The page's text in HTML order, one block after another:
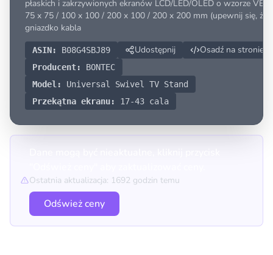
Zestawie
płaskich i zakrzywionych ekranów LCD/LED/OLED o wzorze
75 x 75 / 100 x 100 / 200 x 100 / 200 x 200 mm (upewnij się, że
gniazdko kabla
ASIN: B08G4SBJ89 Udostępnij Osadź na stronie
Producent:
BONTEC
Model:
Universal Swivel TV Stand
Przekątna ekranu:
17-43 cala
Ostatnia aktualizacja: 1692 godzin temu
Odśwież ceny